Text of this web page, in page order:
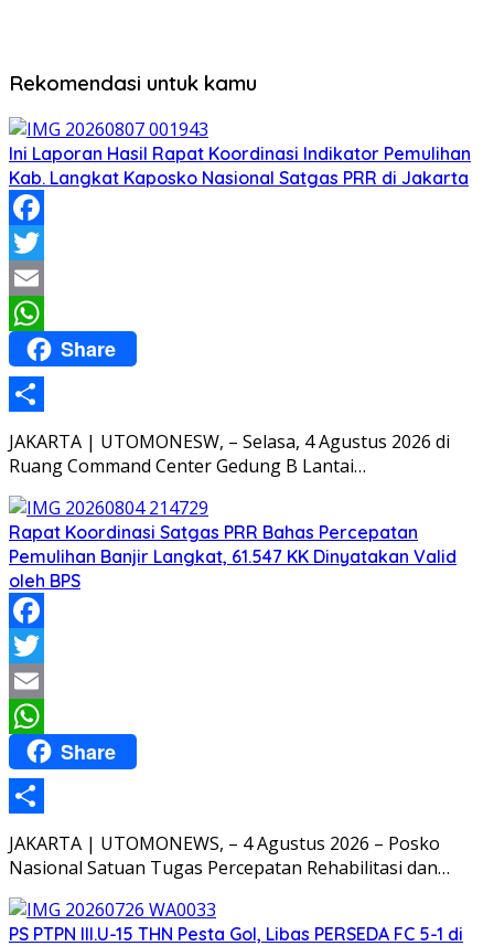
Rekomendasi untuk kamu
Ini Laporan Hasil Rapat Koordinasi Indikator Pemulihan
Kab. Langkat Kaposko Nasional Satgas PRR di Jakarta
Facebook
Twitter
Email
WhatsApp
Share
Share
JAKARTA | UTOMONESW, – Selasa, 4 Agustus 2026 di
Ruang Command Center Gedung B Lantai…
Rapat Koordinasi Satgas PRR Bahas Percepatan
Pemulihan Banjir Langkat, 61.547 KK Dinyatakan Valid
oleh BPS
Facebook
Twitter
Email
WhatsApp
Share
Share
JAKARTA | UTOMONEWS, – 4 Agustus 2026 – Posko
Nasional Satuan Tugas Percepatan Rehabilitasi dan…
PS PTPN III.U-15 THN Pesta Gol, Libas PERSEDA FC 5-1 di